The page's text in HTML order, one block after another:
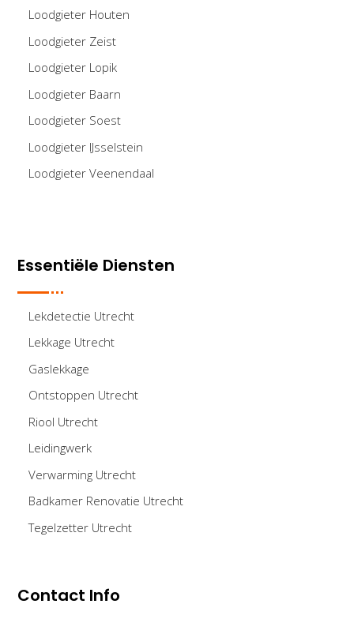
Loodgieter Houten
Loodgieter Zeist
Loodgieter Lopik
Loodgieter Baarn
Loodgieter Soest
Loodgieter IJsselstein
Loodgieter Veenendaal
Essentiële Diensten
Lekdetectie Utrecht
Lekkage Utrecht
Gaslekkage
Ontstoppen Utrecht
Riool Utrecht
Leidingwerk
Verwarming Utrecht
Badkamer Renovatie Utrecht
Tegelzetter Utrecht
Contact Info